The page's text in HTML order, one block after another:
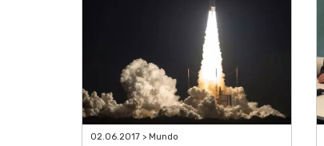
02.06.2017 > Mundo